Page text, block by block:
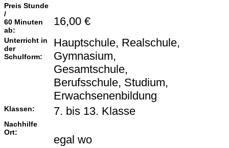
Preis Stunde
/
60 Minuten
ab:
16,00 €
Unterricht in
der
Schulform:
Hauptschule, Realschule,
Gymnasium,
Gesamtschule,
Berufsschule, Studium,
Erwachsenenbildung
Klassen: 7. bis 13. Klasse
Nachhilfe
Ort:
egal wo